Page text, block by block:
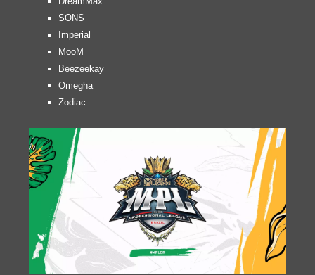
SONS
Imperial
MooM
Beezeekay
Omegha
Zodiac